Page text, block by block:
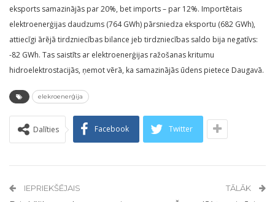
eksports samazinājās par 20%, bet imports – par 12%. Importētais
elektroenerģijas daudzums (764 GWh) pārsniedza eksportu (682 GWh),
attiecīgi ārējā tirdzniecības bilance jeb tirdzniecības saldo bija negatīvs:
-82 GWh. Tas saistīts ar elektroenerģijas ražošanas kritumu
hidroelektrostacijās, ņemot vērā, ka samazinājās ūdens pietece Daugavā.
elekroenerģija
Dalīties Facebook Twitter
IEPRIEKŠĒJAIS TĀLĀK